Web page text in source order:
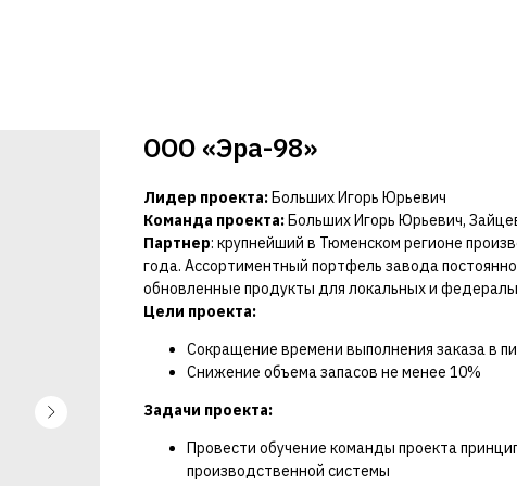
ООО «Эра-98»
Лидер проекта:Больших Игорь Юрьевич
Команда проекта:Больших Игорь Юрьевич,
Партнер: крупнейший в Тюменском регионе
года. Ассортиментный портфель завода
обновленные продукты для локальных и
Цели проекта:
Сокращение времени выполнения заказа в
Снижение объема запасов не менее 10%
Задачи проекта:
Провести обучение команды проекта
производственной системы